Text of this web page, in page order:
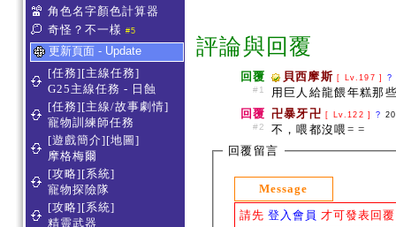
角色名字顏色計算器
奇怪？不一樣 #5
更新頁面 - Update
[任務][主線任務]
G25主線任務 - 日蝕
[任務][主線/故事劇情]
寵物訓練師任務
[遊戲簡介][地圖]
摩格梅爾
[攻略][系統]
寵物探險隊
[攻略][系統]
精靈武器
評論與回覆
回覆
#1
貝西摩斯[ Lv.197 ] ?
用巨人給龍餵年糕那
回覆
#2
卍暴牙卍 [ Lv.122 ] ?
不，喂都沒喂= =
回覆留言
Message
請先 登入會員 才可發表回